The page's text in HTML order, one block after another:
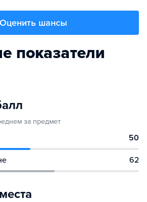
Оценить шансы
показатели
за предмет
50
62